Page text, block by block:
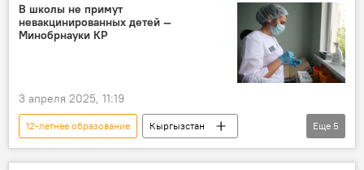
Назира Дюшеева
В школы не примут
невакцинированных детей —
Минобрнауки КР
3 апреля 2025, 11:19
12-летнее образование
Кыргызстан
школы
дети
вакцина
Еще 5